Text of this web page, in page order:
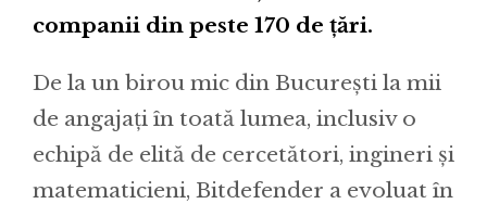
companii din peste 170 de țări.
De la un birou mic din București la mii
de angajați în toată lumea, inclusiv o
echipă de elită de cercetători, ingineri și
matematicieni, Bitdefender a evoluat în